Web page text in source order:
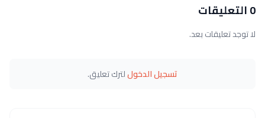
0 التعليقات
لا توجد تعليقات بعد.
تسجيل الدخوللترك تعليق.